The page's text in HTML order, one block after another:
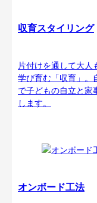
収育スタイリング
片付けを通して大人
学び育む「収育」。
で子どもの自立と家
します。
オンボード工法